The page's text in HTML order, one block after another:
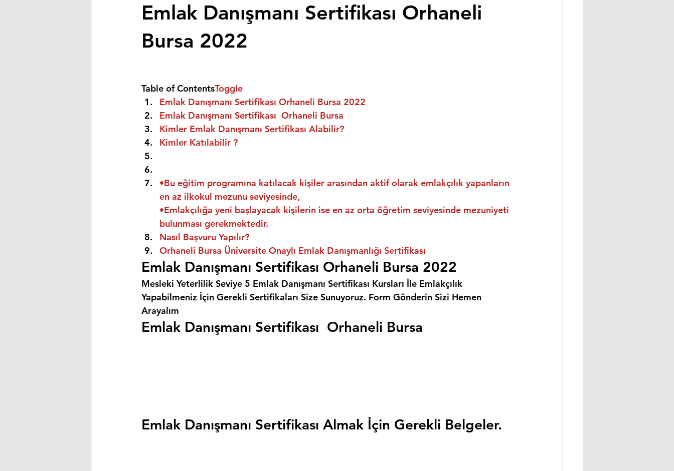
Emlak Danışmanı Sertifikası Orhaneli
Bursa 2022
Table of ContentsToggle
Emlak Danışmanı Sertifikası Orhaneli Bursa 2022
Emlak Danışmanı Sertifikası  Orhaneli Bursa
Kimler Emlak Danışmanı Sertifikası Alabilir?
Kimler Katılabilir ?
•Bu eğitim programına katılacak kişiler arasından aktif olarak emlakçılık yapanların
en az ilkokul mezunu seviyesinde,
•Emlakçılığa yeni başlayacak kişilerin ise en az orta öğretim seviyesinde mezuniyeti
bulunması gerekmektedir.
Nasıl Başvuru Yapılır?
Orhaneli Bursa Üniversite Onaylı Emlak Danışmanlığı Sertifikası
Emlak Danışmanı Sertifikası Orhaneli Bursa 2022
Mesleki Yeterlilik Seviye 5 Emlak Danışmanı Sertifikası Kursları İle Emlakçılık
Yapabilmeniz İçin Gerekli Sertifikaları Size Sunuyoruz. Form Gönderin Sizi Hemen
Arayalım
Emlak Danışmanı Sertifikası  Orhaneli Bursa
Emlak Danışmanı Sertifikası Almak İçin Gerekli Belgeler.